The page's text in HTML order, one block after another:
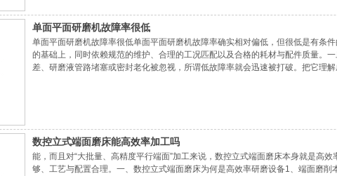
单面平面研磨机故障率很低
单面平面研磨机故障率很低单面平面研磨机故障率确实相对偏低，但很低是有条
的基础上，同时依赖规范的维护、合理的工况匹配以及合格的耗材与配件质量。
差、研磨液管路堵塞或密封老化被忽视，所谓低故障率就会迅速被打破。把它理
数控立式端面磨床能高效率加工吗
能，而且对“大批量、高精度平行端面”加工来说，数控立式端面磨床本身就是高
够、工艺与配置合理。一、数控立式端面磨床为何是高效率研磨设备1、端面磨